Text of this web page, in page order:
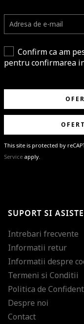
Confirm ca am
pentru confirmarea
This site is protected by
Service apply.
SUPORT SI
Intrebari frecvente
Informatii retur
Informatii despre
Termeni si Conditii
Politica de
Despre noi
Contact